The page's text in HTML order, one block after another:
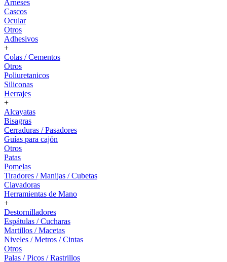
Arneses
Cascos
Ocular
Otros
Adhesivos
+
Colas / Cementos
Otros
Poliuretanicos
Siliconas
Herrajes
+
Alcayatas
Bisagras
Cerraduras / Pasadores
Guías para cajón
Otros
Patas
Pomelas
Tiradores / Manijas / Cubetas
Clavadoras
Herramientas de Mano
+
Destornilladores
Espátulas / Cucharas
Martillos / Macetas
Niveles / Metros / Cintas
Otros
Palas / Picos / Rastrillos